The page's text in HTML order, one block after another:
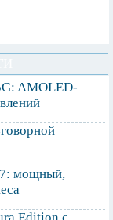
AMOLED-
7: мощный,